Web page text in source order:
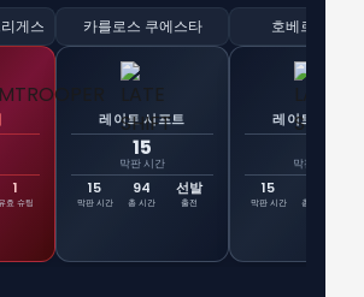
게스
1
효 슈팅
카를로스 쿠에스타
레이트 시프트
15
막판 시간
15
막판 시간
94
총 시간
선발
출전
호베르트 헤난
레이트 시프트
막판 시간
15
막판 시간 총 시간